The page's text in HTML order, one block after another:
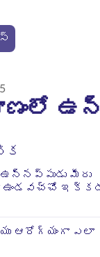
మీరు
ఆరోగ్యంగా ఎలా